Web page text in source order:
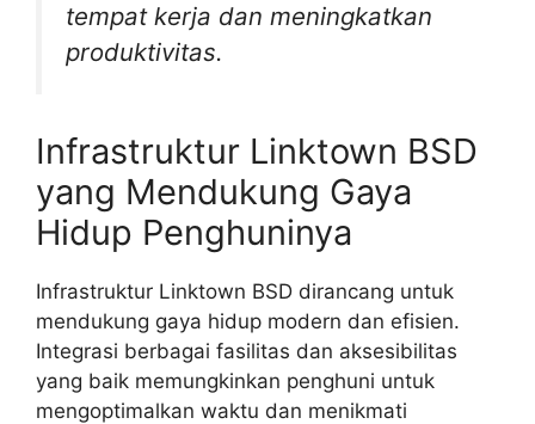
tempat kerja dan meningkatkan
produktivitas.
Infrastruktur Linktown BSD
yang Mendukung Gaya
Hidup Penghuninya
Infrastruktur Linktown BSD dirancang untuk
mendukung gaya hidup modern dan efisien.
Integrasi berbagai fasilitas dan aksesibilitas
yang baik memungkinkan penghuni untuk
mengoptimalkan waktu dan menikmati